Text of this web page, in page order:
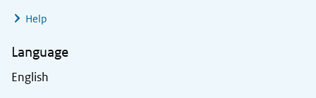
Help
Language
English